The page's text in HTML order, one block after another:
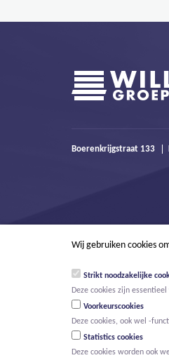
Boerenkrijgstraat 133
Wij gebruiken cookies
Strikt noodzakelijke
Deze cookies zijn
Voorkeurscookies
Deze cookies, ook wel -
Statistics cookies
Deze cookies worden ook